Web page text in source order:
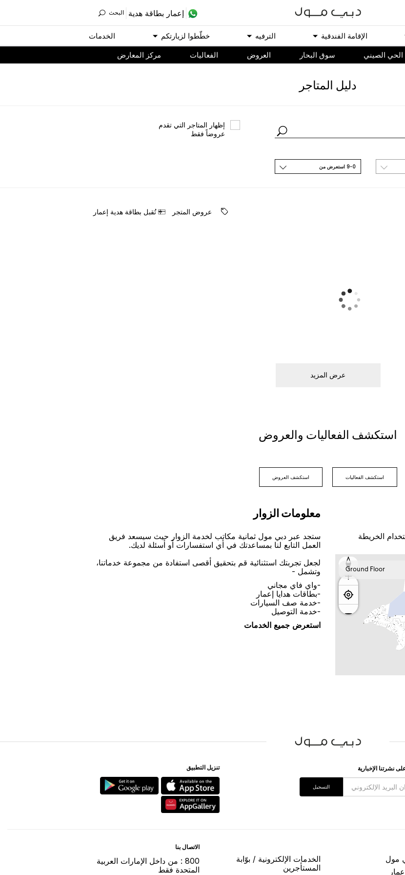
ﺇﻋﻤﺎﺭ ﺑﻄﺎﻗﺔ ﻫﺪﻳﺔ اﻟﺒﺤﺚ
اﻹﻗﺎﻣﺔ اﻟﻔﻨﺪﻗﻴﺔ اﻟﺘﺮﻓﻴﻪ ﺧﻄّﻄﻮا ﻟﺰﻳﺎﺭﺗﻜﻢ اﻟﺨﺪﻣﺎﺕ
الحي الصيني سوق البحار اﻟﻌﺮﻭﺽ اﻟﻔﻌﺎﻟﻴﺎﺕ مركز المعارض
ﺩﻟﻴﻞ اﻟﻤﺘﺎﺟﺮ
ﺇﻇﻬﺎﺭ اﻟﻤﺘﺎﺟﺮ اﻟﺘﻲ ﺗﻘﺪﻡ
ﻋﺮﻭﺿﺎً ﻓﻘﻂ
9-0 اﺳﺘﻌﺮﺽ ﻣﻦ
ﻋﺮﻭﺽ اﻟﻤﺘﺠﺮ ﺗُﻘﺒﻞ ﺑﻄﺎﻗﺔ ﻫﺪﻳﺔ ﺇﻋﻤﺎﺭ
ﻋﺮﺽ اﻟﻤﺰﻳﺪ
اﺳﺘﻜﺸﻒ اﻟﻔﻌﺎﻟﻴﺎﺕ ﻭاﻟﻌﺮﻭﺽ
اﺳﺘﻜﺸﻒ اﻟﻔﻌﺎﻟﻴﺎﺕ اﺳﺘﻜﺸﻒ اﻟﻌﺮﻭﺽ
اﻟﺨﺮﻳﻄﺔ
ﻣﻌﻠﻮﻣﺎﺕ اﻟﺰﻭاﺭ
ﺳﺘﺠﺪ ﻋﺒﺮ ﺩﺑﻲ ﻣﻮﻝ ﺛﻤﺎﻧﻴﺔ ﻣﻜﺎﺗﺐ ﻟﺨﺪﻣﺔ اﻟﺰﻭاﺭ ﺣﻴﺚ ﺳﻴﺴﻌﺪ ﻓﺮﻳﻖ
اﻟﻌﻤﻞ اﻟﺘﺎﺑﻊ ﻟﻨﺎ ﺑﻤﺴﺎﻋﺪﺗﻚ ﻓﻲ ﺃﻱ اﺳﺘﻔﺴﺎﺭاﺕ ﺃﻭ ﺃﺳﺌﻠﺔ ﻟﺪﻳﻚ.
ﻟﺠﻌﻞ ﺗﺠﺮﺑﺘﻚ اﺳﺘﺜﻨﺎﺋﻴﺔ ﻗﻢ ﺑﺘﺤﻘﻴﻖ ﺃﻗﺼﻰ اﺳﺘﻔﺎﺩﺓ ﻣﻦ ﻣﺠﻤﻮﻋﺔ ﺧﺪﻣﺎﺗﻨﺎ،
ﻭﺗﺸﻤﻞ -
-ﻭاﻱ ﻓﺎﻱ ﻣﺠﺎﻧﻲ
-ﺑﻄﺎﻗﺎﺕ ﻫﺪاﻳﺎ ﺇﻋﻤﺎﺭ
-ﺧﺪﻣﺔ ﺻﻒ اﻟﺴﻴﺎﺭاﺕ
-ﺧﺪﻣﺔ اﻟﺘﻮﺻﻴﻞ
اﺳﺘﻌﺮﺽ ﺟﻤﻴﻊ اﻟﺨﺪﻣﺎﺕ
ﻧﺸﺮﺗﻨﺎ اﻹﺧﺒﺎﺭﻳﺔ
اﻟﺘﺴﺠﻴﻞ
ﺗﻨﺰﻳﻞ اﻟﺘﻄﺒﻴﻖ
ﻣﻮﻝ
اﻟﺨﺪﻣﺎﺕ اﻹﻟﻜﺘﺮﻭﻧﻴﺔ / ﺑﻮّاﺑﺔ
اﻟﻤﺴﺘﺄﺟﺮﻳﻦ
اﻻﺗﺼﺎﻝ ﺑﻨﺎ
800 : ﻣﻦ ﺩاﺧﻞ اﻹﻣﺎﺭاﺕ اﻟﻌﺮﺑﻴﺔ
اﻟﻤﺘﺤﺪﺓ ﻓﻘﻂ